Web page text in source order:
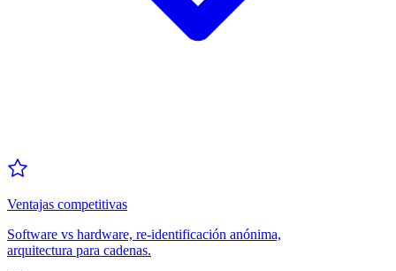
Ventajas competitivas
Software vs hardware, re-identificación anónima,
arquitectura para cadenas.